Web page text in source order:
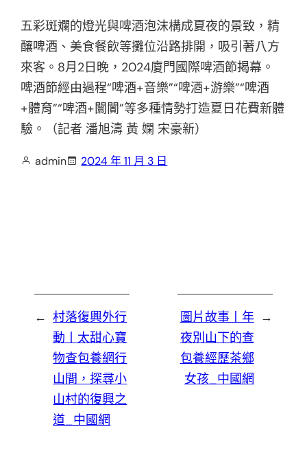
五彩斑斕的燈光與啤酒泡沫構成夏夜的景致，精
釀啤酒、美食餐飲等攤位沿路排開，吸引著八方
來客。8月2日晚，2024廈門國際啤酒節揭幕。
啤酒節經由過程“啤酒+音樂”“啤酒+游樂”“啤酒
+體育”“啤酒+闤闠”等多種情勢打造夏日花費新體
驗。（記者 潘旭濤 黃 嫻 宋豪新）
admin 2024 年 11 月 3 日
← 村落復興外行
動丨太甜心寶
物查包養網行
山間，探尋小
山村的復興之
道_中國網
→
圖片故事丨年
夜別山下的查
包養經歷茶鄉
女孩_中國網